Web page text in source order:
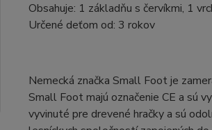
Obsahuje: 1 základňu s červíkmi, 1
Určené deťom od: 3 rokov
Nemecká značka Small Foot je
Small Foot majú označenie CE a sú
vyvinuté pre drevené hračky a sú